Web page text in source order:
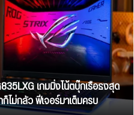
เกมมิ่งโน้ตบุ๊กเรือธงสุด
ม่กลัว ฟีเจอร์มาเต็มครบ